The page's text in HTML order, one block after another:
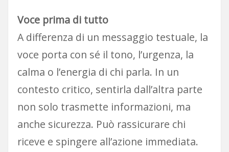
Voce prima di tutto
A differenza di un messaggio testuale, la
voce porta con sé il tono, l’urgenza, la
calma o l’energia di chi parla. In un
contesto critico, sentirla dall’altra parte
non solo trasmette informazioni, ma
anche sicurezza. Può rassicurare chi
riceve e spingere all’azione immediata.